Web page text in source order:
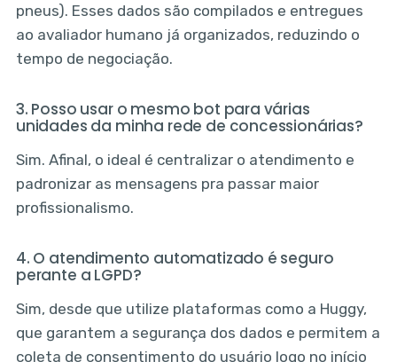
pneus). Esses dados são compilados e entregues
ao avaliador humano já organizados, reduzindo o
tempo de negociação.
3. Posso usar o mesmo bot para várias
unidades da minha rede de concessionárias?
Sim. Afinal, o ideal é centralizar o atendimento e
padronizar as mensagens pra passar maior
profissionalismo.
4. O atendimento automatizado é seguro
perante a LGPD?
Sim, desde que utilize plataformas como a Huggy,
que garantem a segurança dos dados e permitem a
coleta de consentimento do usuário logo no início